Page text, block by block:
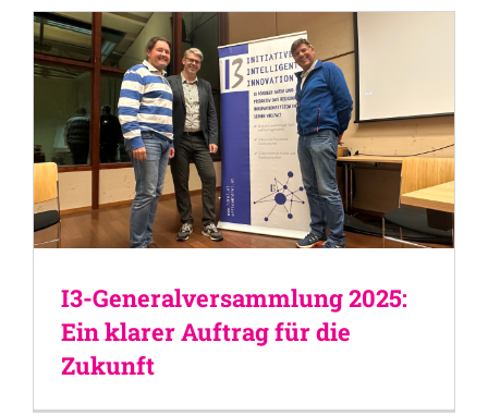
I3-Generalversammlung 2025:
Ein klarer Auftrag für die
Zukunft